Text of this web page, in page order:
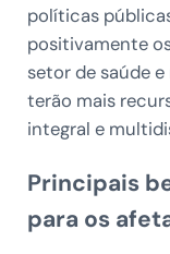
políticas
positivamente
setor de saúde
terão mais
integral e
Principais
para os